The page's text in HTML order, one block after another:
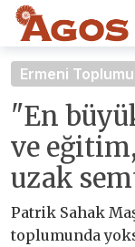
Ermeni Toplumu
"En
ve
uzak
Patrik Sahak
toplumunda